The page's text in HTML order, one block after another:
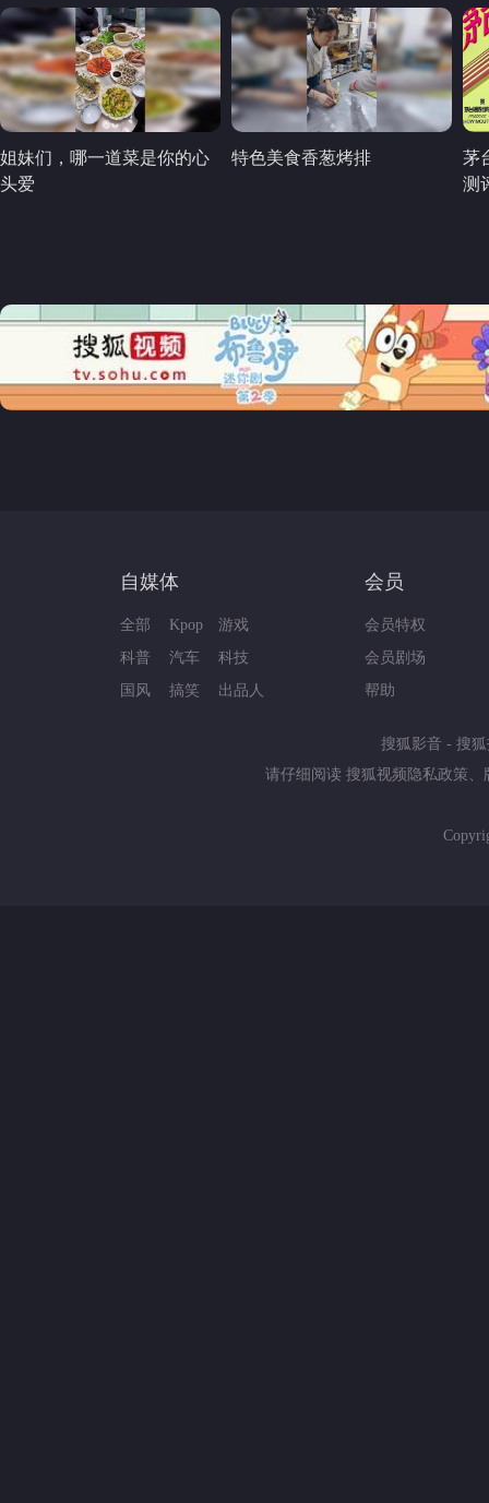
推荐 #好好吃饭
姐妹们，哪一道菜是你的心
头爱
特色美食香葱烤排
茅
测
自媒体
全部
科普
国风
Kpop
汽车
搞笑
游戏
科技
出品人
会员
会员特权
会员剧场
帮助
搜狐影音 - 搜
请仔细阅读 搜狐视频隐私政策 、